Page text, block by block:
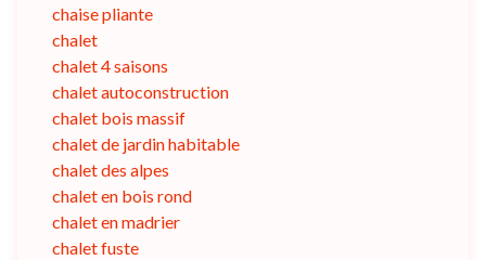
chaise pliante
chalet
chalet 4 saisons
chalet autoconstruction
chalet bois massif
chalet de jardin habitable
chalet des alpes
chalet en bois rond
chalet en madrier
chalet fuste